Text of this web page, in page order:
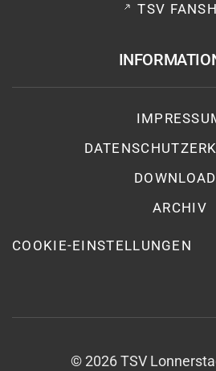
TSV
ARCHIV
COOKIE-EINSTELLUNGEN
© 2026TSV